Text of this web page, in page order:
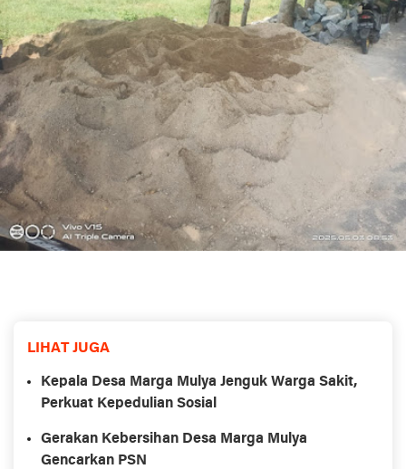
LIHAT JUGA
Kepala Desa Marga Mulya Jenguk Warga Sakit,
Perkuat Kepedulian Sosial
Gerakan Kebersihan Desa Marga Mulya
Gencarkan PSN